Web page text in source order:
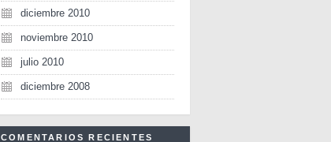
diciembre 2010
noviembre 2010
julio 2010
diciembre 2008
COMENTARIOS RECIENTES